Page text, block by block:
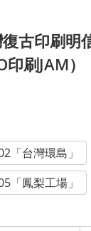
復古印刷
刷JAM）
「台灣環島」
「鳳梨工場」